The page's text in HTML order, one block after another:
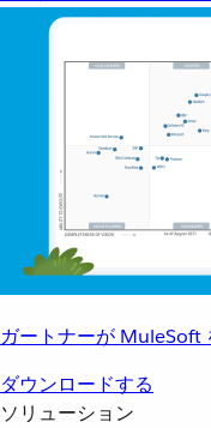
ガートナーが MuleSoft
ダウンロードする
ソリューション